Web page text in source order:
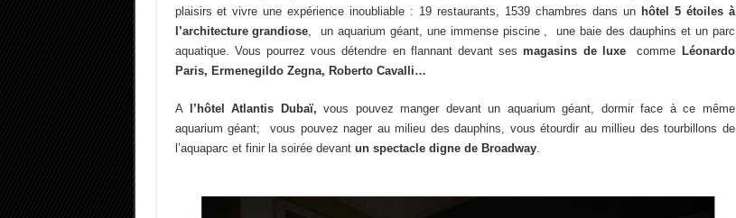
plaisirs et vivre une expérience inoubliable : 19 restaurants, 1539 chambres dans un hôtel 5 étoiles à
l’architecture grandiose, un aquarium géant, une immense piscine , une baie des dauphins et un parc
aquatique. Vous pourrez vous détendre en flannant devant sesmagasins de luxecomme Léonardo
Paris, Ermenegildo Zegna, Roberto Cavalli…
A l’hôtel Atlantis Dubaï, vous pouvez manger devant un aquarium géant, dormir face à ce même
aquarium géant; vous pouvez nager au milieu des dauphins, vous étourdir au millieu des tourbillons de
l’aquaparc et finir la soirée devant un spectacle digne de Broadway.